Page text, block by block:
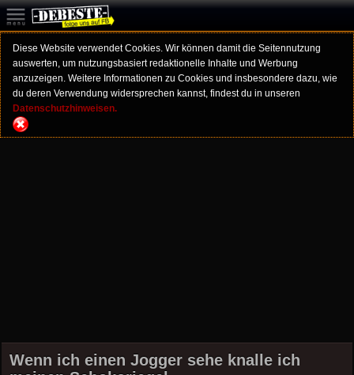
Diese Website verwendet Cookies. Wir können damit die Seitennutzung
auswerten, um nutzungsbasiert redaktionelle Inhalte und Werbung
anzuzeigen. Weitere Informationen zu Cookies und insbesondere dazu, wie
du deren Verwendung widersprechen kannst, findest du in unseren
Datenschutzhinweisen.
Wenn ich einen Jogger sehe knalle ich